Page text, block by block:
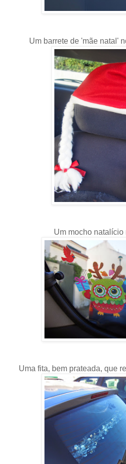
Um barrete de 'mãe natal'
Um mocho natalício
Uma fita, bem prateada, que